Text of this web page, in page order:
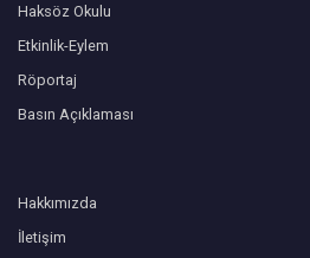
Haksöz Okulu
Etkinlik-Eylem
Röportaj
Basın Açıklaması
Hakkımızda
İletişim